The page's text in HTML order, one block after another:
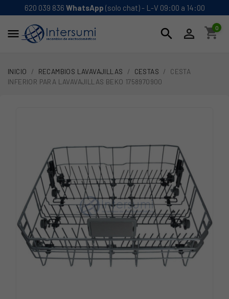
620 039 836 WhatsApp (solo chat) - L-V 09:00 a 14:00
 search  shopping_cart
0
INICIO RECAMBIOS LAVAVAJILLAS CESTAS
CESTA
INFERIOR PARA LAVAVAJILLAS BEKO 1758970900